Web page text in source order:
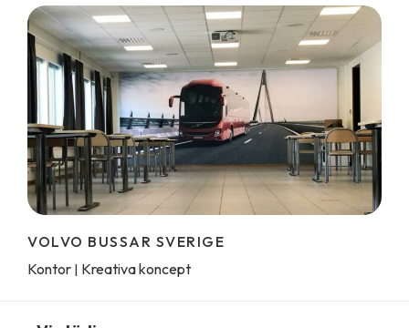
VOLVO BUSSAR SVERIGE
Kontor | Kreativa koncept